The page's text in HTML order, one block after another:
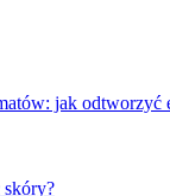
jak
skóry?